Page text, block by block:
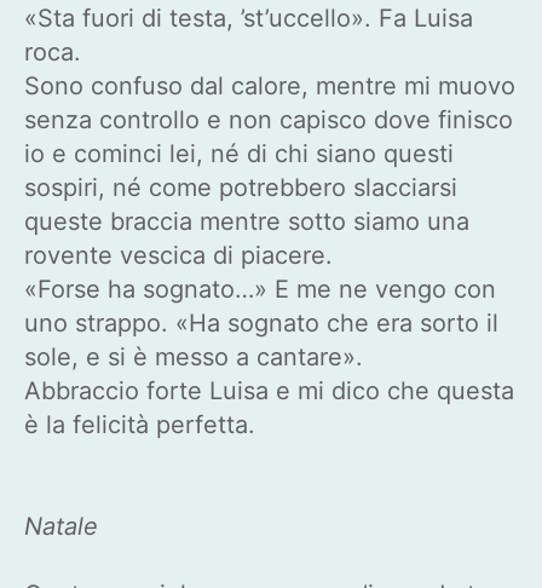
«Sta fuori di testa, ’st’uccello». Fa Luisa
roca.
Sono confuso dal calore, mentre mi muovo
senza controllo e non capisco dove finisco
io e cominci lei, né di chi siano questi
sospiri, né come potrebbero slacciarsi
queste braccia mentre sotto siamo una
rovente vescica di piacere.
«Forse ha sognato…» E me ne vengo con
uno strappo. «Ha sognato che era sorto il
sole, e si è messo a cantare».
Abbraccio forte Luisa e mi dico che questa
è la felicità perfetta.
Natale